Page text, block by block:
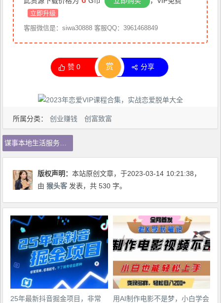
立即升级
客服微信是：siwa30888 客服QQ：3961468849
赞0 赏 分享
所属分类： 创业赚钱 创富致富
版权声明：本站原创文章，于2023-03-14 10:21:38，
由猴头客 发表，共 530 字。
25年最新抖音掘金项目，非常
用AI制作电影不是梦，小白学会